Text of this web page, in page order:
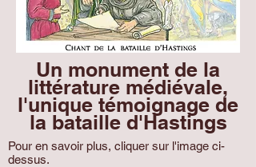
Un monument de la
littérature médiévale,
l'unique témoignage de
la bataille d'Hastings
Pour en savoir plus, cliquer sur l'image ci-
dessus.